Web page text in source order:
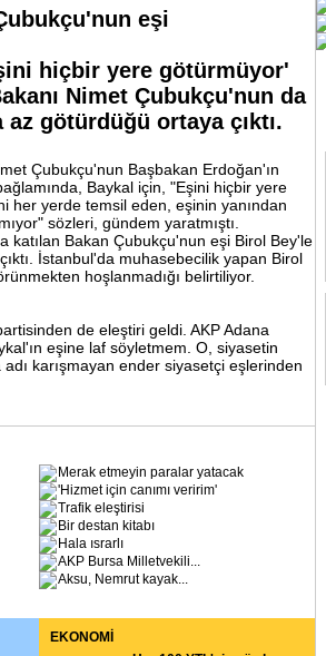
eşi
hiçbir yere götürmüyor'
Nimet Çubukçu'nun da
götürdüğü ortaya çıktı.
Çubukçu'nun Başbakan Erdoğan'ın
Baykal için, "Eşini hiçbir yere
her yerde temsil eden, eşinin yanından
sözleri, gündem yaratmıştı.
katılan Bakan Çubukçu'nun eşi Birol Bey'le
İstanbul'da muhasebecilik yapan Birol
hoşlanmadığı belirtiliyor.
de eleştiri geldi. AKP Adana
eşine laf söyletmem. O, siyasetin
karışmayan ender siyasetçi eşlerinden
Merak etmeyin paralar yatacak
'Hizmet için canımı veririm'
Trafik eleştirisi
Bir destan kitabı
Hala ısrarlı
AKP Bursa Milletvekili...
Aksu, Nemrut kayak...
EKONOMİ